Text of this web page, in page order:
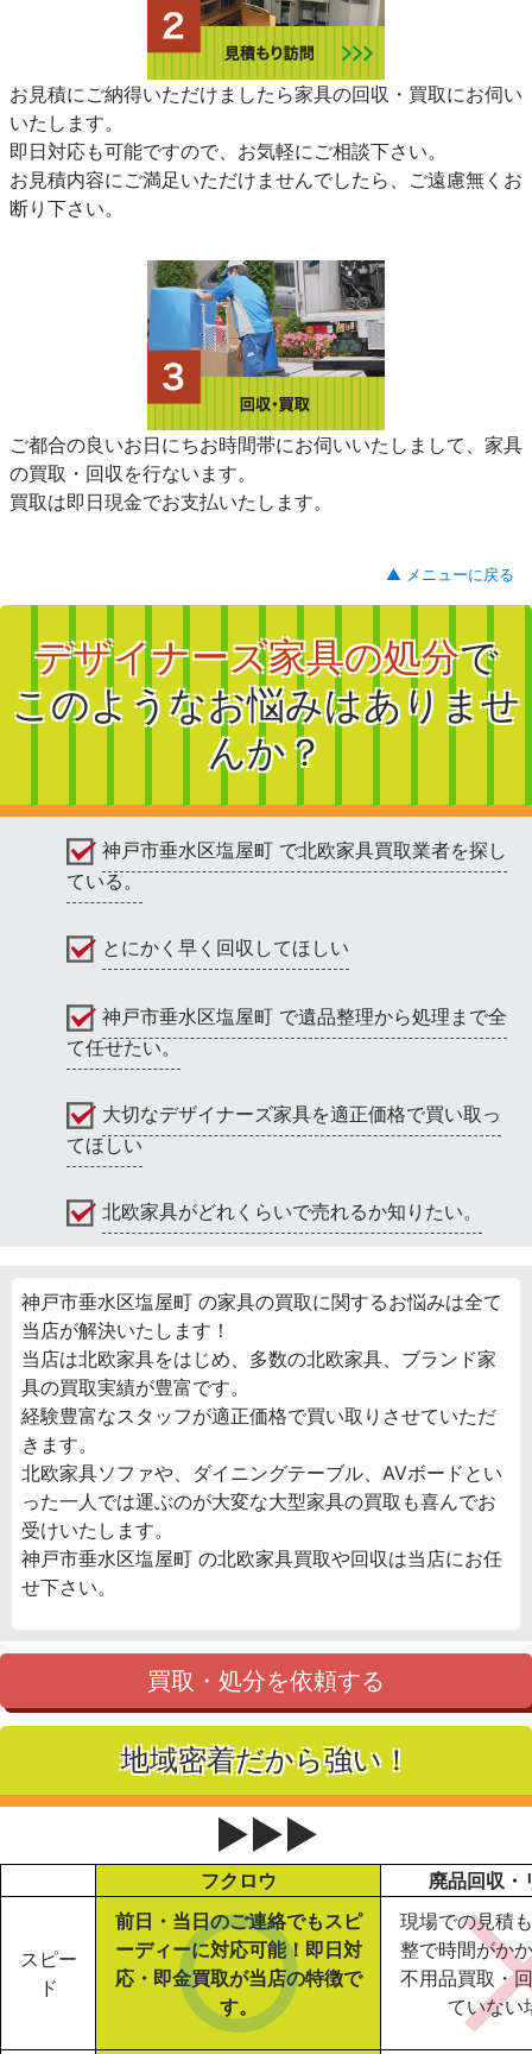
お見積にご納得いただけましたら家具の回収・買取にお伺い
いたします。
即日対応も可能ですので、お気軽にご相談下さい。
お見積内容にご満足いただけませんでしたら、ご遠慮無くお
断り下さい。
ご都合の良いお日にちお時間帯にお伺いいたしまして、家具
の買取・回収を行ないます。
買取は即日現金でお支払いたします。
▲ メニューに戻る
デザイナーズ家具の処分で
このようなお悩みはありませ
んか？
神戸市垂水区塩屋町 で北欧家具買取業者を探し
ている。
とにかく早く回収してほしい
神戸市垂水区塩屋町 で遺品整理から処理まで全
て任せたい。
大切なデザイナーズ家具を適正価格で買い取っ
てほしい
北欧家具がどれくらいで売れるか知りたい。
神戸市垂水区塩屋町 の家具の買取に関するお悩みは全て
当店が解決いたします！
当店は北欧家具をはじめ、多数の北欧家具、ブランド家
具の買取実績が豊富です。
経験豊富なスタッフが適正価格で買い取りさせていただ
きます。
北欧家具ソファや、ダイニングテーブル、AVボードとい
った一人では運ぶのが大変な大型家具の買取も喜んでお
受けいたします。
神戸市垂水区塩屋町 の北欧家具買取や回収は当店にお任
せ下さい。
買取・処分を依頼する
地域密着だから強い！
▶▶▶
フクロウ 廃品回収・
スピー
ド
前日・当日のご連絡でもスピ
ーディーに対応可能！即日対
応・即金買取が当店の特徴で
す。
現場での見積
整で時間がか
不用品買取・
ていない